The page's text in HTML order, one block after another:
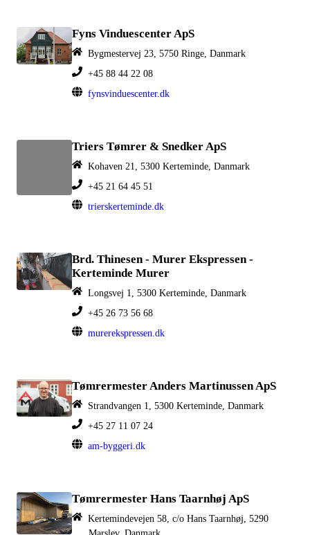
Fyns Vinduescenter ApS
Bygmestervej 23, 5750 Ringe, Danmark
+45 88 44 22 08
fynsvinduescenter.dk
Triers Tømrer & Snedker ApS
Kohaven 21, 5300 Kerteminde, Danmark
+45 21 64 45 51
trierskerteminde.dk
Brd. Thinesen - Murer Ekspressen -
Kerteminde Murer
Longsvej 1, 5300 Kerteminde, Danmark
+45 26 73 56 68
murerekspressen.dk
Tømrermester Anders Martinussen ApS
Strandvangen 1, 5300 Kerteminde, Danmark
+45 27 11 07 24
am-byggeri.dk
Tømrermester Hans Taarnhøj ApS
Kertemindevejen 58, c/o Hans Taarnhøj, 5290